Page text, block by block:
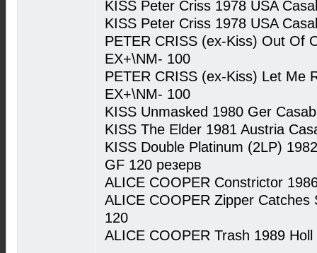
KISS Peter Criss 1978 USA
KISS Peter Criss 1978 USA
PETER CRISS (ex-Kiss) Out Of
EX+\NM- 100
PETER CRISS (ex-Kiss) Let Me
EX+\NM- 100
KISS Unmasked 1980 Ger
KISS The Elder 1981 Austria
KISS Double Platinum (2LP)
GF 120 резерв
ALICE COOPER Constrictor
ALICE COOPER Zipper
120
ALICE COOPER Trash 1989